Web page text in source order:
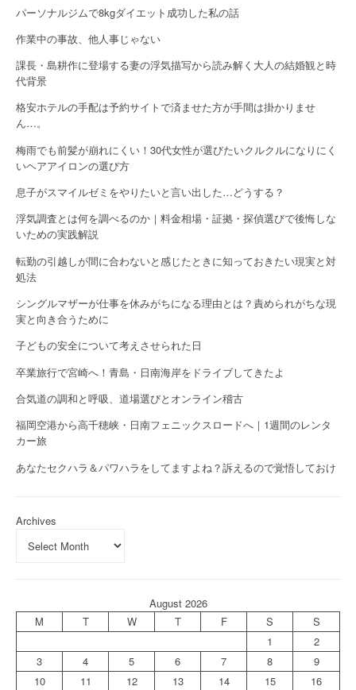
パーソナルジムで8kgダイエット成功した私の話
作業中の事故、他人事じゃない
課長・島耕作に登場する妻の浮気描写から読み解く大人の結婚観と時
代背景
格安ホテルの手配は予約サイトで済ませた方が手間は掛かりませ
ん…。
梅雨でも前髪が崩れにくい！30代女性が選びたいクルクルになりにく
いヘアアイロンの選び方
息子がスマイルゼミをやりたいと言い出した…どうする？
浮気調査とは何を調べるのか｜料金相場・証拠・探偵選びで後悔しな
いための実践解説
転勤の引越しが間に合わないと感じたときに知っておきたい現実と対
処法
シングルマザーが仕事を休みがちになる理由とは？責められがちな現
実と向き合うために
子どもの安全について考えさせられた日
卒業旅行で宮崎へ！青島・日南海岸をドライブしてきたよ
合気道の調和と呼吸、道場選びとオンライン稽古
福岡空港から高千穂峡・日南フェニックスロードへ｜1週間のレンタ
カー旅
あなたセクハラ＆パワハラをしてますよね？訴えるので覚悟しておけ
Archives
August 2026
M
T W T F S
S
1
2
3
4 5 6 7 8
9
10
11 12 13 14 15 16